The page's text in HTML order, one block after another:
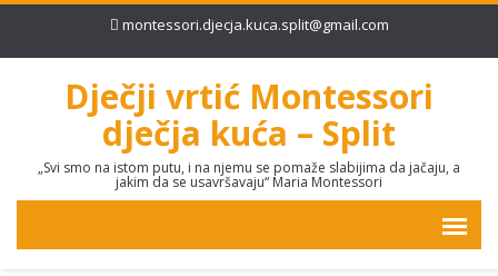
montessori.djecja.kuca.split@gmail.com
Dječji vrtić Montessori
dječja kuća – Split
„Svi smo na istom putu, i na njemu se pomaže slabijima da jačaju, a
jakim da se usavršavaju“ Maria Montessori